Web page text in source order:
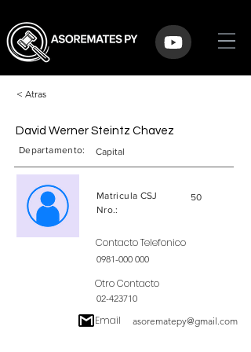
< Atras
David Werner Steintz Chavez
Departamento: Capital
Matricula CSJ
Nro.:
50
Contacto Telefonico
0981-000 000
Otro Contacto
02-423710
Email asorematepy@gmail.com